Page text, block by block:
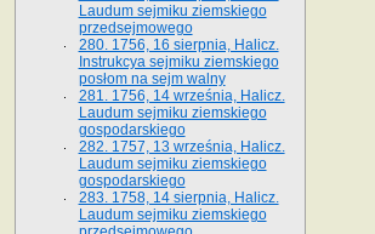
Laudum sejmiku ziemskiego
przedsejmowego
280. 1756, 16 sierpnia, Halicz.
Instrukcya sejmiku ziemskiego
posłom na sejm walny
281. 1756, 14 września, Halicz.
Laudum sejmiku ziemskiego
gospodarskiego
282. 1757, 13 września, Halicz.
Laudum sejmiku ziemskiego
gospodarskiego
283. 1758, 14 sierpnia, Halicz.
Laudum sejmiku ziemskiego